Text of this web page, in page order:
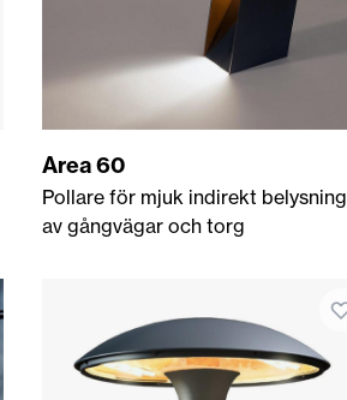
Area 60
Pollare för mjuk indirekt belysning
av gångvägar och torg